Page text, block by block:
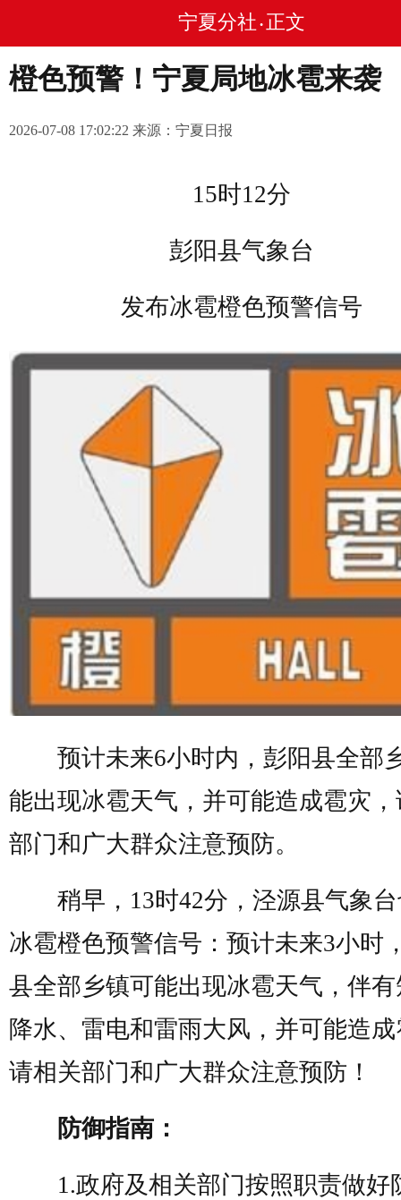
宁夏分社 • 正文
橙色预警！宁夏局地冰雹来袭
2026-07-08 17:02:22 来源：宁夏日报
15时12分
彭阳县气象台
发布冰雹橙色预警信号
预计未来6小时内，彭阳县全部
能出现冰雹天气，并可能造成雹灾
部门和广大群众注意预防。
稍早，13时42分，泾源县气象台
冰雹橙色预警信号：预计未来3小时
县全部乡镇可能出现冰雹天气，伴
降水、雷电和雷雨大风，并可能造
请相关部门和广大群众注意预防！
防御指南：
1.政府及相关部门按照职责做好